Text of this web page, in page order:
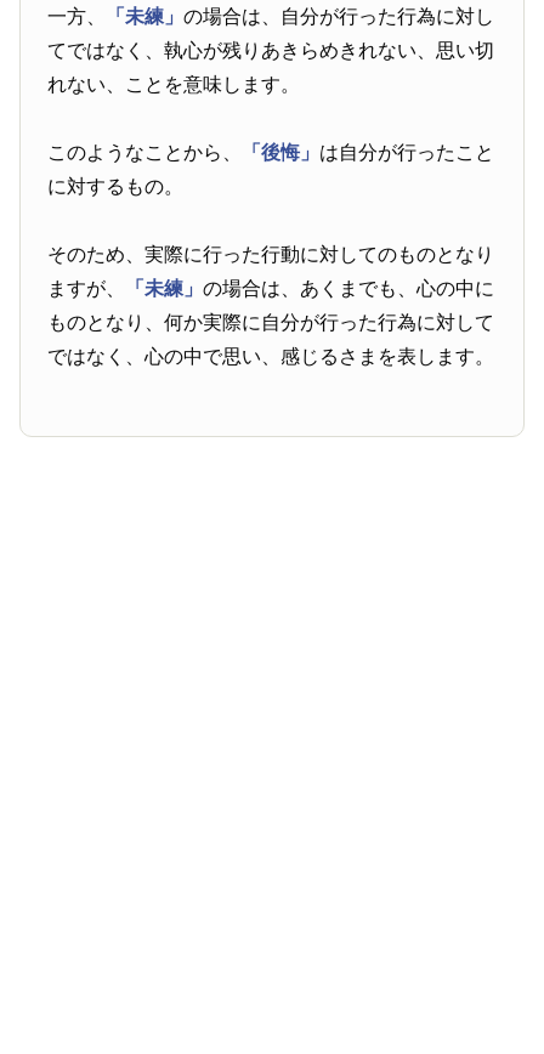
一方、 「未練」の場合は、自分が行った行為に対し
てではなく、執心が残りあきらめきれない、思い切
れない、ことを意味します。
このようなことから、 「後悔」 は自分が行ったこと
に対するもの。
そのため、実際に行った行動に対してのものとなり
ますが、
「未練」の場合は、あくまでも、心の中に
ものとなり、何か実際に自分が行った行為に対して
ではなく、心の中で思い、感じるさまを表します。